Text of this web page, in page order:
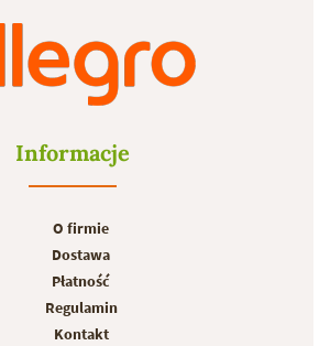
Informacje
O firmie
Dostawa
Płatność
Regulamin
Kontakt